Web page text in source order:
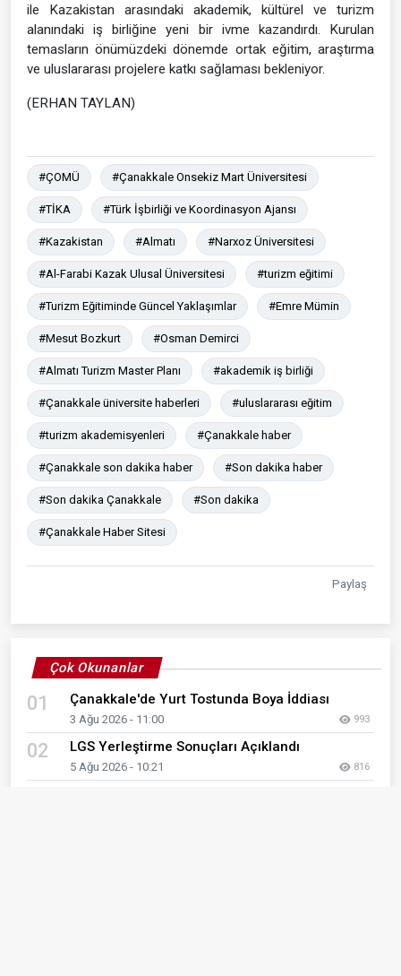
ile Kazakistan arasındaki akademik, kültürel ve turizm
alanındaki iş birliğine yeni bir ivme kazandırdı. Kurulan
temasların önümüzdeki dönemde ortak eğitim, araştırma
ve uluslararası projelere katkı sağlaması bekleniyor.
(ERHAN TAYLAN)
#ÇOMÜ #Çanakkale Onsekiz Mart Üniversitesi
#TİKA #Türk İşbirliği ve Koordinasyon Ajansı
#Kazakistan #Almatı #Narxoz Üniversitesi
#Al-Farabi Kazak Ulusal Üniversitesi #turizm eğitimi
#Turizm Eğitiminde Güncel Yaklaşımlar #Emre Mümin
#Mesut Bozkurt #Osman Demirci
#Almatı Turizm Master Planı #akademik iş birliği
#Çanakkale üniversite haberleri #uluslararası eğitim
#turizm akademisyenleri #Çanakkale haber
#Çanakkale son dakika haber #Son dakika haber
#Son dakika Çanakkale #Son dakika
#Çanakkale Haber Sitesi
Paylaş
Çok Okunanlar
01 Çanakkale'de Yurt Tostunda Boya İddiası
3 Ağu 2026 - 11:00 993
02 LGS Yerleştirme Sonuçları Açıklandı
5 Ağu 2026 - 10:21 816